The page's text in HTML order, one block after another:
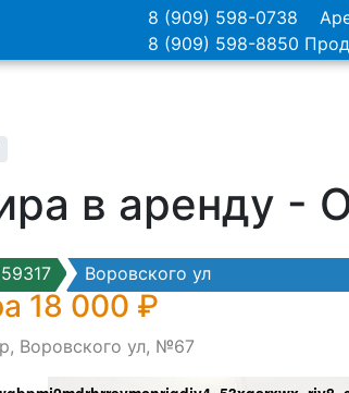
8 (909) 598-0738
8 (909) 598-8850
в аренду -
Воровского ул
18 000 ₽
Воровского ул, №67